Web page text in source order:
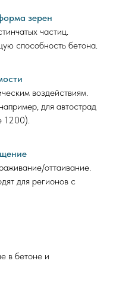
зерен
частиц.
способность бетона.
воздействиям.
для автострад
1200).
оттаивание.
для регионов с
в бетоне и